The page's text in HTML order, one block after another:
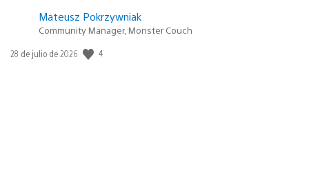
Mateusz Pokrzywniak
Community Manager, Monster Couch
Fecha
28 de julio de 2026 4